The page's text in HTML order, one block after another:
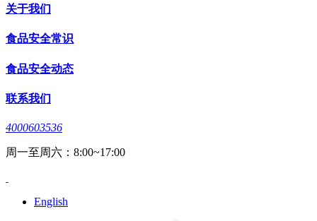
关于我们
食品安全常识
食品安全动态
联系我们
4000603536
周一至周六：8:00~17:00
English